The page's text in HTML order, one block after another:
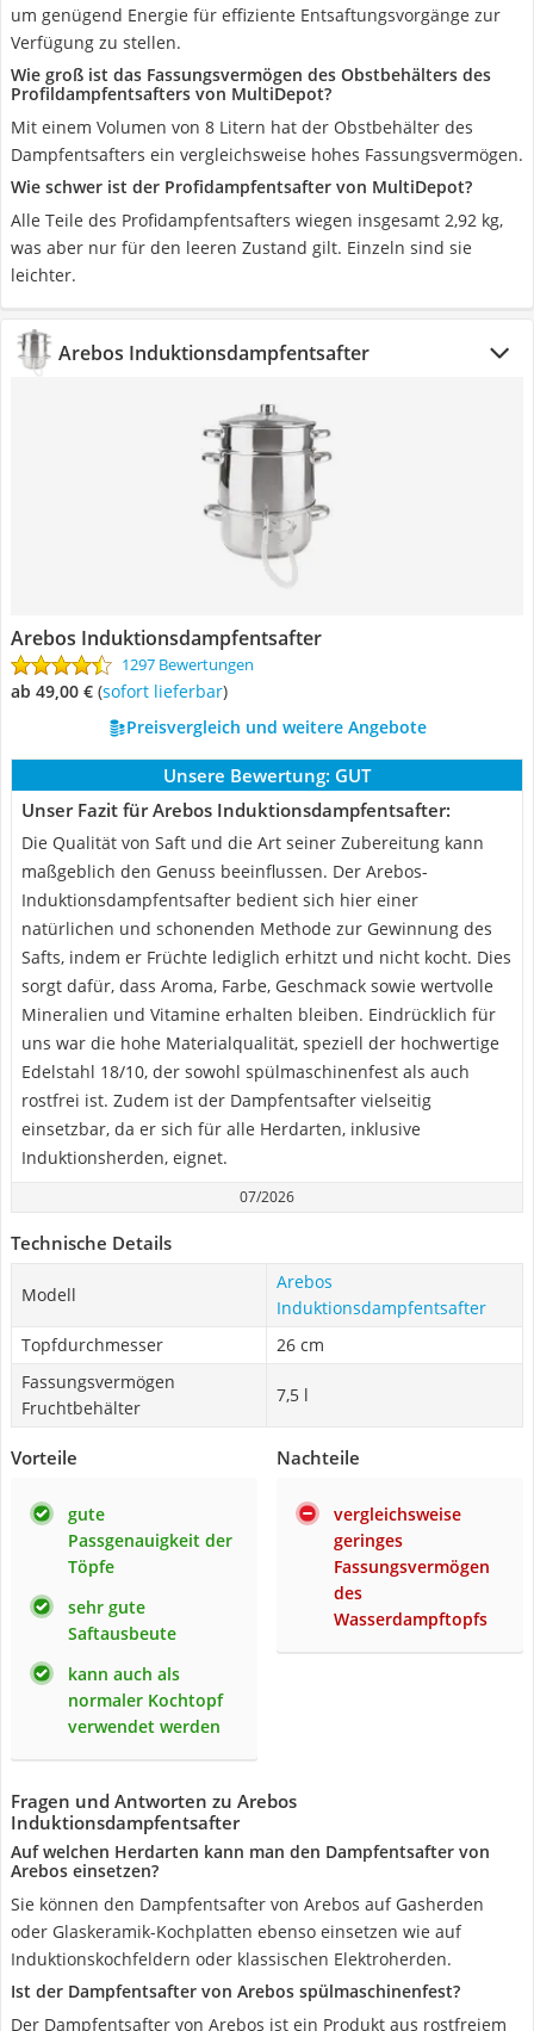
um genügend Energie für effiziente Entsaftungsvorgänge zur
Verfügung zu stellen.
Wie groß ist das Fassungsvermögen des Obstbehälters des
Profildampfentsafters von MultiDepot?
Mit einem Volumen von 8 Litern hat der Obstbehälter des
Dampfentsafters ein vergleichsweise hohes Fassungsvermögen.
Wie schwer ist der Profidampfentsafter von MultiDepot?
Alle Teile des Profidampfentsafters wiegen insgesamt 2,92 kg,
was aber nur für den leeren Zustand gilt. Einzeln sind sie
leichter.
Arebos Induktionsdampfentsafter
Arebos Induktionsdampfentsafter
1297 Bewertungen
ab 49,00 € ( Sofort lieferbar)
Preisvergleich und weitere Angebote
Unsere Bewertung: GUT
Unser Fazit für Arebos Induktionsdampfentsafter:
Die Qualität von Saft und die Art seiner Zubereitung kann
maßgeblich den Genuss beeinflussen. Der Arebos-
Induktionsdampfentsafter bedient sich hier einer
natürlichen und schonenden Methode zur Gewinnung des
Safts, indem er Früchte lediglich erhitzt und nicht kocht. Dies
sorgt dafür, dass Aroma, Farbe, Geschmack sowie wertvolle
Mineralien und Vitamine erhalten bleiben. Eindrücklich für
uns war die hohe Materialqualität, speziell der hochwertige
Edelstahl 18/10, der sowohl spülmaschinenfest als auch
rostfrei ist. Zudem ist der Dampfentsafter vielseitig
einsetzbar, da er sich für alle Herdarten, inklusive
Induktionsherden, eignet.
07/2026
Technische Details
Modell
Arebos
Induktionsdampfentsafter
Topfdurchmesser
26 cm
Fassungsvermögen
Fruchtbehälter
7,5 l
Vorteile
gute
Passgenauigkeit der
Töpfe
sehr gute
Saftausbeute
kann auch als
normaler Kochtopf
verwendet werden
Nachteile
vergleichsweise
geringes
Fassungsvermögen
des
Wasserdampftopfs
Fragen und Antworten zu Arebos
Induktionsdampfentsafter
Auf welchen Herdarten kann man den Dampfentsafter von
Arebos einsetzen?
Sie können den Dampfentsafter von Arebos auf Gasherden
oder Glaskeramik-Kochplatten ebenso einsetzen wie auf
Induktionskochfeldern oder klassischen Elektroherden.
Ist der Dampfentsafter von Arebos spülmaschinenfest?
Der Dampfentsafter von Arebos ist ein Produkt aus rostfreiem